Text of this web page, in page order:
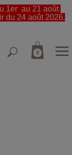
1er au 21 août
du 24 août 2026.
0